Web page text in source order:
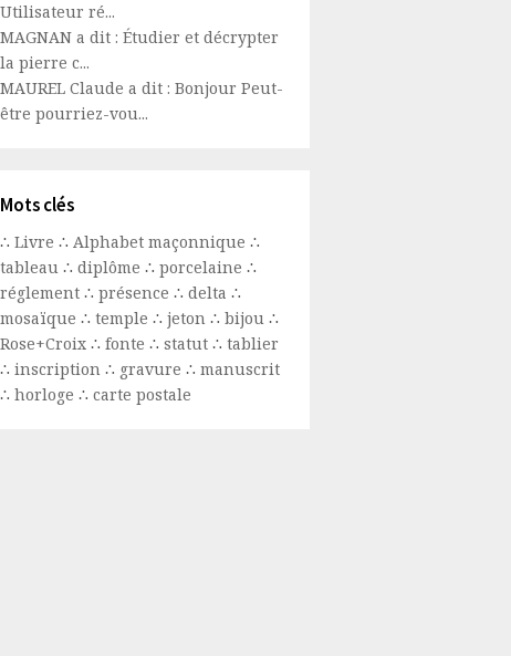
Utilisateur ré...
MAGNAN a dit : Étudier et décrypter
la pierre c...
MAUREL Claude a dit : Bonjour Peut-
être pourriez-vou...
Mots clés
∴ Livre ∴ Alphabet maçonnique ∴
tableau ∴ diplôme ∴ porcelaine ∴
réglement ∴ présence ∴ delta ∴
mosaïque ∴ temple ∴ jeton ∴ bijou ∴
Rose+Croix ∴ fonte ∴ statut ∴ tablier
∴ inscription ∴ gravure ∴ manuscrit
∴ horloge ∴ carte postale